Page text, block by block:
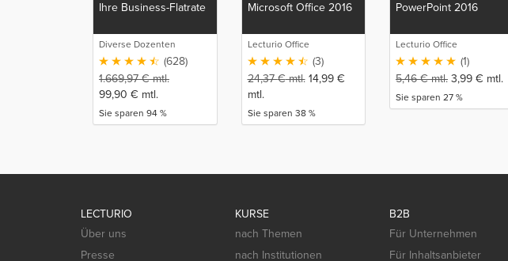
Ihre Business-Flatrate
Diverse Dozenten
(628)
1.669,97€mtl.
99,90 € mtl.
Sie sparen 94 %
Microsoft Office 2016
Lecturio Office
(3)
24,37€mtl. 14,99 €
mtl.
Sie sparen 38 %
PowerPoint 2016
Lecturio Office
(1)
5,46€mtl. 3,99 € mtl.
Sie sparen 27 %
LECTURIO
Über uns
Presse
KURSE
nach Themen
nach Institutionen
B2B
Für Unternehmen
Für Inhaltsanbieter